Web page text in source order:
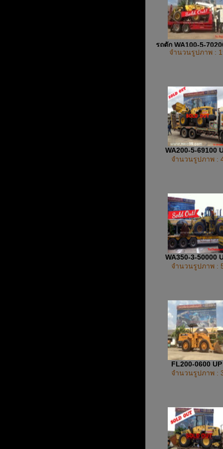
รถตัก WA100-5-
จำนวนรูปภาพ :
WA200-5-69100
จำนวนรูปภาพ :
WA350-3-50000
จำนวนรูปภาพ :
FL200-0600
จำนวนรูปภาพ :